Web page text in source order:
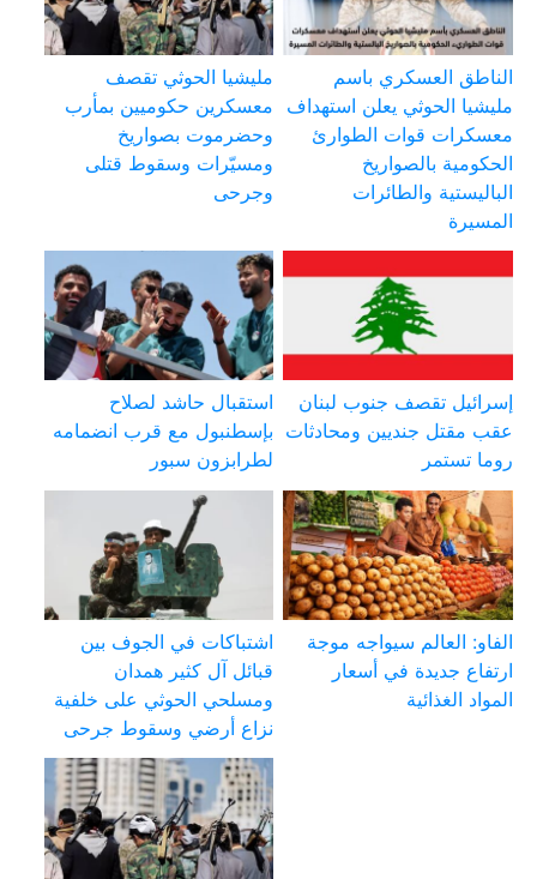
الناطق العسكري باسم
مليشيا الحوثي يعلن استهداف
معسكرات قوات الطوارئ
الحكومية بالصواريخ
الباليستية والطائرات
المسيرة
مليشيا الحوثي تقصف
معسكرين حكوميين بمأرب
وحضرموت بصواريخ
ومسيّرات وسقوط قتلى
وجرحى
إسرائيل تقصف جنوب لبنان
عقب مقتل جنديين ومحادثات
روما تستمر
استقبال حاشد لصلاح
بإسطنبول مع قرب انضمامه
لطرابزون سبور
الفاو: العالم سيواجه موجة
ارتفاع جديدة في أسعار
المواد الغذائية
اشتباكات في الجوف بين
قبائل آل كثير همدان
ومسلحي الحوثي على خلفية
نزاع أرضي وسقوط جرحى